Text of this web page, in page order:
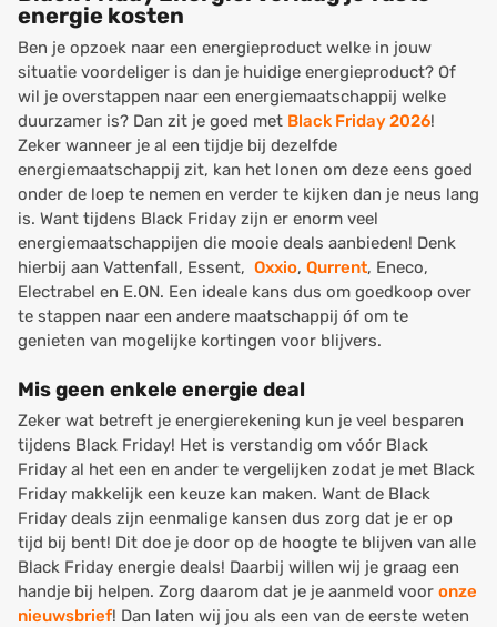
energie kosten
Ben je opzoek naar een energieproduct welke in jouw
situatie voordeliger is dan je huidige energieproduct? Of
wil je overstappen naar een energiemaatschappij welke
duurzamer is? Dan zit je goed met Black Friday 2026!
Zeker wanneer je al een tijdje bij dezelfde
energiemaatschappij zit, kan het lonen om deze eens goed
onder de loep te nemen en verder te kijken dan je neus lang
is. Want tijdens Black Friday zijn er enorm veel
energiemaatschappijen die mooie deals aanbieden! Denk
hierbij aan Vattenfall, Essent, Oxxio, Qurrent, Eneco,
Electrabel en E.ON. Een ideale kans dus om goedkoop over
te stappen naar een andere maatschappij óf om te
genieten van mogelijke kortingen voor blijvers.
Mis geen enkele energie deal
Zeker wat betreft je energierekening kun je veel besparen
tijdens Black Friday! Het is verstandig om vóór Black
Friday al het een en ander te vergelijken zodat je met Black
Friday makkelijk een keuze kan maken. Want de Black
Friday deals zijn eenmalige kansen dus zorg dat je er op
tijd bij bent! Dit doe je door op de hoogte te blijven van alle
Black Friday energie deals! Daarbij willen wij je graag een
handje bij helpen. Zorg daarom dat je je aanmeld voor onze
nieuwsbrief! Dan laten wij jou als een van de eerste weten